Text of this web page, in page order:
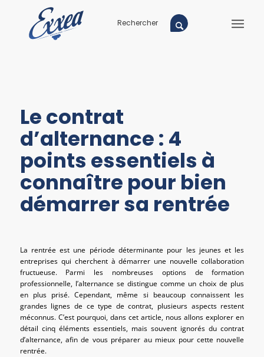
Le contrat
d’alternance : 4
points essentiels à
connaître pour bien
démarrer sa rentrée
La rentrée est une période déterminante pour les jeunes et les
entreprises qui cherchent à démarrer une nouvelle collaboration
fructueuse. Parmi les nombreuses options de formation
professionnelle, l’alternance se distingue comme un choix de plus
en plus prisé. Cependant, même si beaucoup connaissent les
grandes lignes de ce type de contrat, plusieurs aspects restent
méconnus. C’est pourquoi, dans cet article, nous allons explorer en
détail cinq éléments essentiels, mais souvent ignorés du contrat
d’alternance, afin de vous préparer au mieux pour cette nouvelle
rentrée.